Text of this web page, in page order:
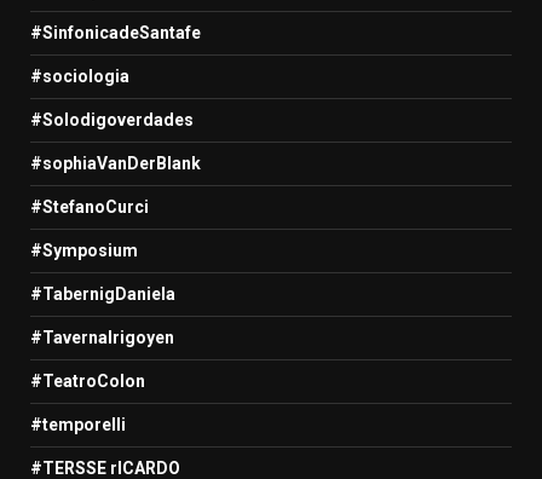
#SinfonicadeSantafe
#sociologia
#Solodigoverdades
#sophiaVanDerBlank
#StefanoCurci
#Symposium
#TabernigDaniela
#TavernaIrigoyen
#TeatroColon
#temporelli
#TERSSE rICARDO